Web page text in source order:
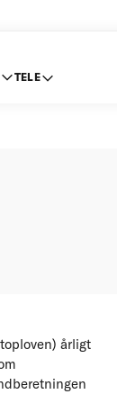
TELE
årligt